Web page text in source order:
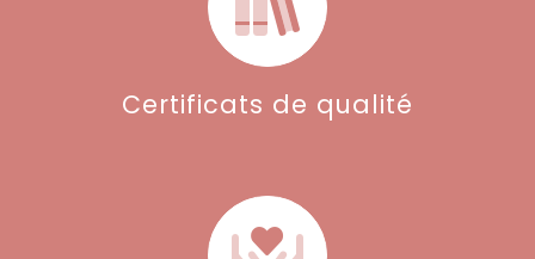
Certificats de qualité